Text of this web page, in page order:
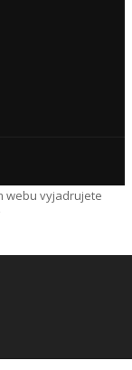
webu vyjadrujete